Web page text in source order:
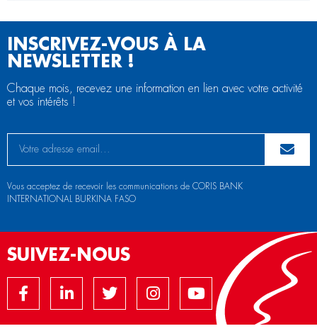
INSCRIVEZ-VOUS À LA
NEWSLETTER !
Chaque mois, recevez une information en lien avec votre activité
et vos intérêts !
Vous acceptez de recevoir les communications de CORIS BANK
INTERNATIONAL BURKINA FASO
SUIVEZ-NOUS